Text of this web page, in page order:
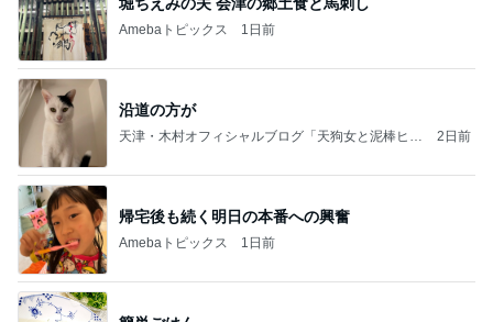
Amebaトピックス 1日前
沿道の方が
天津・木村オフィシャルブログ「天狗女と泥棒ヒゲ
2日前
帰宅後も続く明日の本番への興奮
Amebaトピックス 1日前